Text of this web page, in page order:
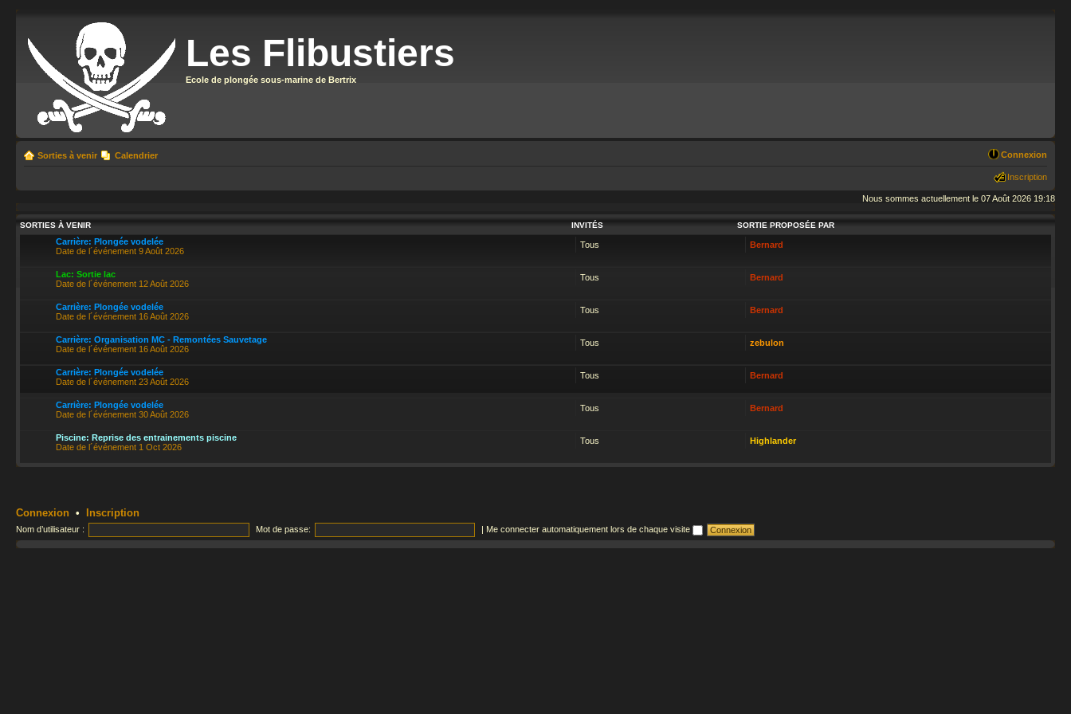
Les Flibustiers
Ecole de plongée sous-marine de Bertrix
Sorties à venir Calendrier Connexion
Inscription
Nous sommes actuellement le 07 Août 2026 19:18
SORTIES À VENIR INVITÉS SORTIE PROPOSÉE PAR
Carrière: Plongée vodelée
Date de l´événement 9 Août 2026
Tous Bernard
Lac: Sortie lac
Date de l´événement 12 Août 2026
Tous Bernard
Carrière: Plongée vodelée
Date de l´événement 16 Août 2026
Tous Bernard
Carrière: Organisation MC - Remontées Sauvetage
Date de l´événement 16 Août 2026
Tous zebulon
Carrière: Plongée vodelée
Date de l´événement 23 Août 2026
Tous Bernard
Carrière: Plongée vodelée
Date de l´événement 30 Août 2026
Tous Bernard
Piscine: Reprise des entrainements piscine
Date de l´événement 1 Oct 2026
Tous Highlander
Connexion • Inscription
Nom d’utilisateur : Mot de passe: | Me connecter automatiquement lors de chaque visite